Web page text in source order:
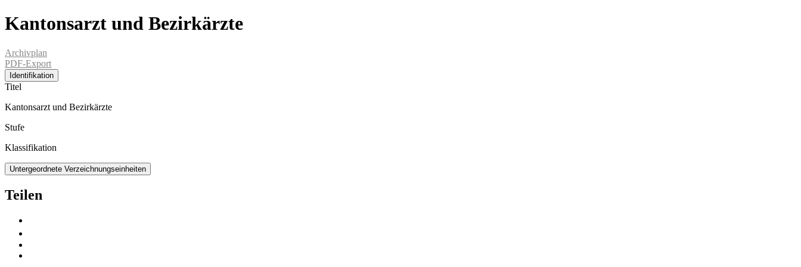
Kantonsarzt und Bezirkärzte
Archivplan
PDF-Export
Identifikation
Titel
Kantonsarzt und Bezirkärzte
Stufe
Klassifikation
Untergeordnete Verzeichnungseinheiten
Teilen